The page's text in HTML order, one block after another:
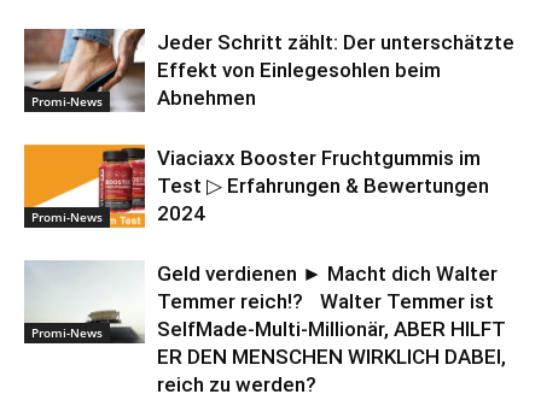
Promi-News
Jeder Schritt zählt: Der unterschätzte
Effekt von Einlegesohlen beim
Abnehmen
Promi-News
Viaciaxx Booster Fruchtgummis im
Test ▷ Erfahrungen & Bewertungen
2024
Promi-News
Geld verdienen ► Macht dich Walter
Temmer reich!? Walter Temmer ist
SelfMade-Multi-Millionär, ABER HILFT
ER DEN MENSCHEN WIRKLICH DABEI,
reich zu werden?